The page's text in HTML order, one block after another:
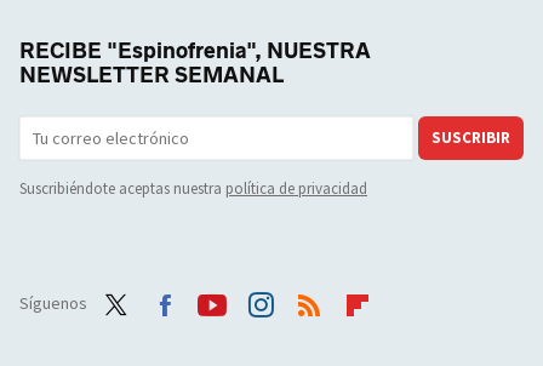
RECIBE "Espinofrenia", NUESTRA
NEWSLETTER SEMANAL
SUSCRIBIR
Suscribiéndote aceptas nuestra política de privacidad
Síguenos